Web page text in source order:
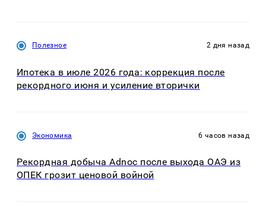
Полезное 2 дня назад
Ипотека в июле 2026 года: коррекция после
рекордного июня и усиление вторички
Экономика 6 часов назад
Рекордная добыча Adnoc после выхода ОАЭ из
ОПЕК грозит ценовой войной